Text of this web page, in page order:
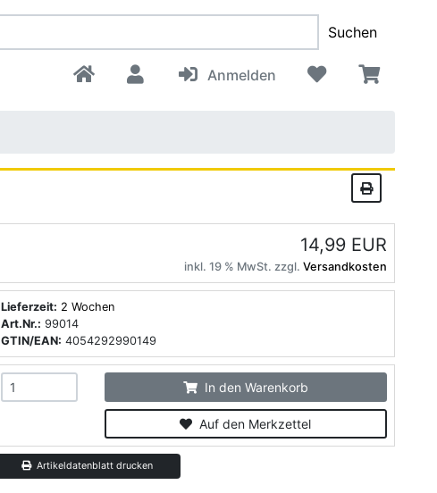
Suchen
Anmelden
14,99 EUR
inkl. 19 % MwSt. zzgl. Versandkosten
Lieferzeit: 2 Wochen
Art.Nr.: 99014
GTIN/EAN: 4054292990149
In den Warenkorb
Auf den Merkzettel
Artikeldatenblatt drucken